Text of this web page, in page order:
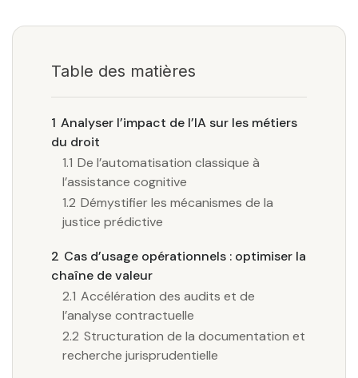
Table des matières
1 Analyser l’impact de l’IA sur les métiers
du droit
1.1 De l’automatisation classique à
l’assistance cognitive
1.2 Démystifier les mécanismes de la
justice prédictive
2 Cas d’usage opérationnels : optimiser la
chaîne de valeur
2.1 Accélération des audits et de
l’analyse contractuelle
2.2 Structuration de la documentation et
recherche jurisprudentielle